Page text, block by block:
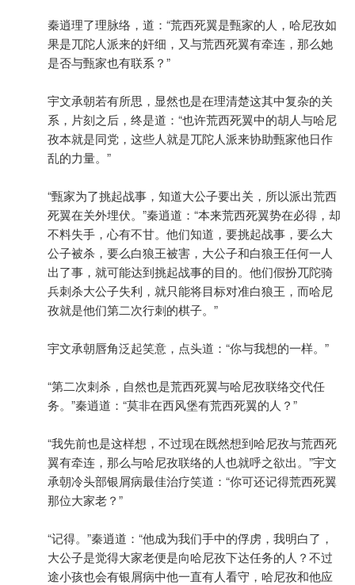
秦逍理了理脉络，道：“荒西死翼是甄家的人，哈尼孜如
果是兀陀人派来的奸细，又与荒西死翼有牵连，那么她
是否与甄家也有联系？”
宇文承朝若有所思，显然也是在理清楚这其中复杂的关
系，片刻之后，终是道：“也许荒西死翼中的胡人与哈尼
孜本就是同党，这些人就是兀陀人派来协助甄家他日作
乱的力量。”
“甄家为了挑起战事，知道大公子要出关，所以派出荒西
死翼在关外埋伏。”秦逍道：“本来荒西死翼势在必得，却
不料失手，心有不甘。他们知道，要挑起战事，要么大
公子被杀，要么白狼王被害，大公子和白狼王任何一人
出了事，就可能达到挑起战事的目的。他们假扮兀陀骑
兵刺杀大公子失利，就只能将目标对准白狼王，而哈尼
孜就是他们第二次行刺的棋子。”
宇文承朝唇角泛起笑意，点头道：“你与我想的一样。”
“第二次刺杀，自然也是荒西死翼与哈尼孜联络交代任
务。”秦逍道：“莫非在西风堡有荒西死翼的人？”
“我先前也是这样想，不过现在既然想到哈尼孜与荒西死
翼有牵连，那么与哈尼孜联络的人也就呼之欲出。”宇文
承朝冷头部银屑病最佳治疗笑道：“你可还记得荒西死翼
那位大家老？”
“记得。”秦逍道：“他成为我们手中的俘虏，我明白了，
大公子是觉得大家老便是向哈尼孜下达任务的人？不过
途小孩也会有银屑病中他一直有人看守，哈尼孜和他应